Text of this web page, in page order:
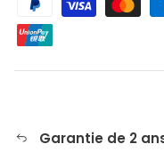
Garantie de 2